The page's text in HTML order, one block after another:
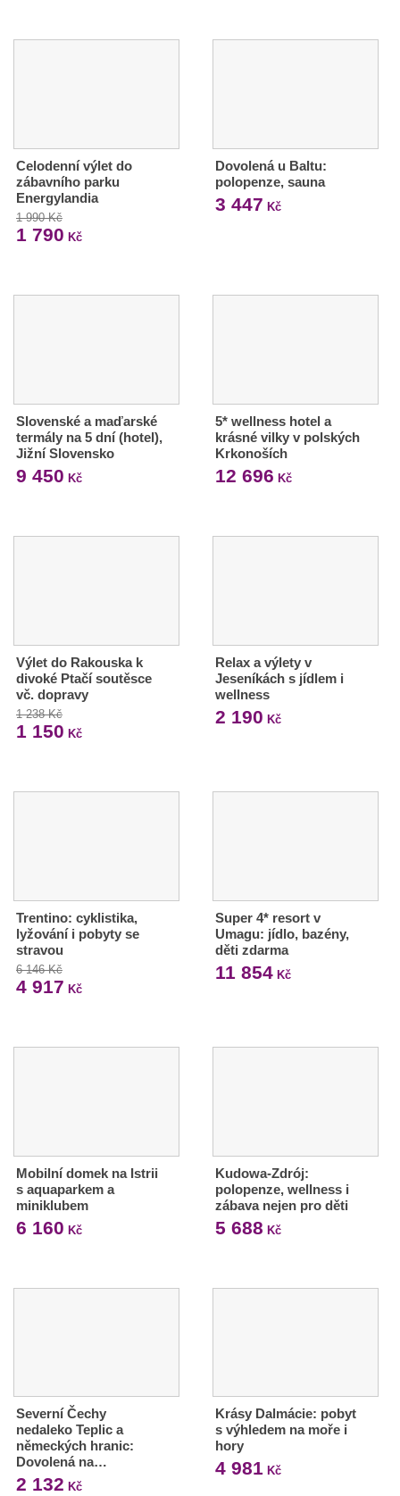
Celodenní výlet do
zábavního parku
Energylandia
1 990 Kč
1 790 Kč
Dovolená u Baltu:
polopenze, sauna
3 447 Kč
Slovenské a maďarské
termály na 5 dní (hotel),
Jižní Slovensko
9 450 Kč
5* wellness hotel a
krásné vilky v polských
Krkonoších
12 696 Kč
Výlet do Rakouska k
divoké Ptačí soutěsce
vč. dopravy
1 238 Kč
1 150 Kč
Relax a výlety v
Jeseníkách s jídlem i
wellness
2 190 Kč
Trentino: cyklistika,
lyžování i pobyty se
stravou
6 146 Kč
4 917 Kč
Super 4* resort v
Umagu: jídlo, bazény,
děti zdarma
11 854Kč
Mobilní domek na Istrii
s aquaparkem a
miniklubem
6 160 Kč
Kudowa-Zdrój:
polopenze, wellness i
zábava nejen pro děti
5 688 Kč
Severní Čechy
nedaleko Teplic a
německých hranic:
Dovolená na…
2 132 Kč
Krásy Dalmácie: pobyt
s výhledem na moře i
hory
4 981 Kč